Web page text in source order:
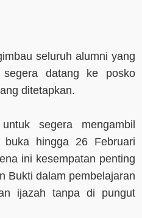
seluruh alumni yang
datang ke posko
ditetapkan.
segera mengambil
hingga 26 Februari
ini kesempatan penting
Bukti dalam pembelajaran
ijazah tanpa di pungut